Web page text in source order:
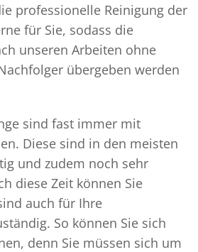
professionelle Reinigung der
für Sie, sodass die
unseren Arbeiten ohne
übergeben werden
sind fast immer mit
Diese sind in den meisten
und zudem noch sehr
diese Zeit können Sie
auch für Ihre
So können Sie sich
denn Sie müssen sich um